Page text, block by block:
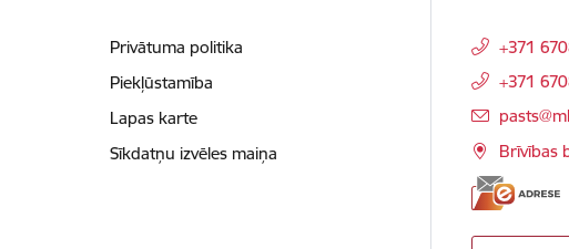
Privātuma politika
Piekļūstamība
Lapas karte
Sīkdatņu izvēles maiņa
+371
+371
E-pasts:
Brīvības